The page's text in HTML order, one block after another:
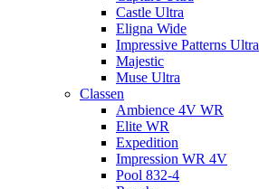
Castle Ultra
Eligna Wide
Impressive Patterns Ultra
Majestic
Muse Ultra
Classen
Ambience 4V WR
Elite WR
Expedition
Impression WR 4V
Pool 832-4